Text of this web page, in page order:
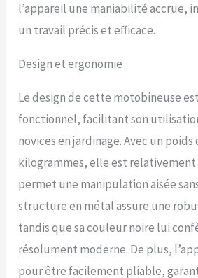
l’appareil une maniabilité accrue,
un travail précis et efficace.
Design et ergonomie
Le design de cette motobineuse
fonctionnel, facilitant son
novices en jardinage. Avec un poids
kilogrammes, elle est
permet une manipulation aisée
structure en métal assure une
tandis que sa couleur noire lui
résolument moderne. De plus,
pour être facilement pliable,